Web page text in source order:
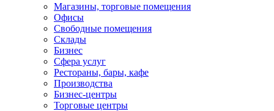
Магазины, торговые помещения
Офисы
Свободные помещения
Склады
Бизнес
Сфера услуг
Рестораны, бары, кафе
Производства
Бизнес-центры
Торговые центры